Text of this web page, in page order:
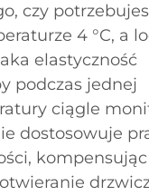
czy
4 °C, a
elastyczność
podczas jednej
ciągle
dostosowuje
kompensując